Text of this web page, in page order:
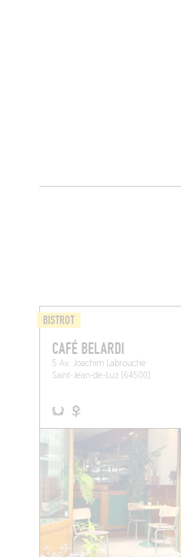
BISTROT
CAFÉ BELARDI
5 Av. Joachim Labrouche
Saint-Jean-de-Luz (64500)